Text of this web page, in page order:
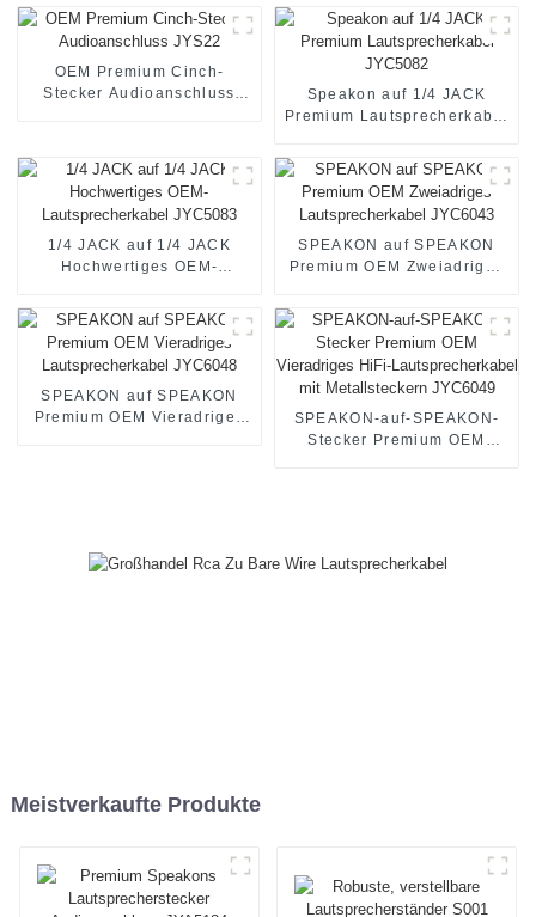
OEM Premium Cinch-
Stecker Audioanschluss
Speakon auf 1/4 JACK
Premium Lautsprecherkabel
1/4 JACK auf 1/4 JACK
Hochwertiges OEM-
SPEAKON auf SPEAKON
Premium OEM Zweiadriges
SPEAKON auf SPEAKON
Premium OEM Vieradriges
SPEAKON-auf-SPEAKON-
Stecker Premium OEM
Meistverkaufte Produkte